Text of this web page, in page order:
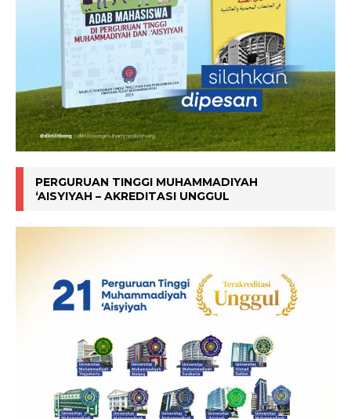
PERGURUAN TINGGI MUHAMMADIYAH
‘AISYIYAH – AKREDITASI UNGGUL